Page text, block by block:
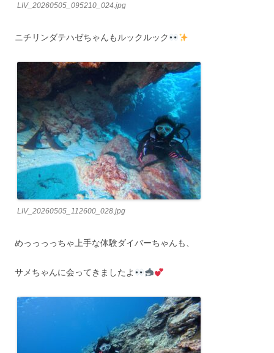
LIV_20260505_095210_024.jpg
ニチリンダテハゼちゃんもルックルック
LIV_20260505_112600_028.jpg
めっっっっちゃ上手な体験ダイバーちゃんも、
サメちゃんに会ってきましたよ